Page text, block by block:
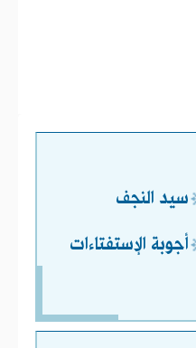
سيد النجف
أجوبة الإستفتاءات